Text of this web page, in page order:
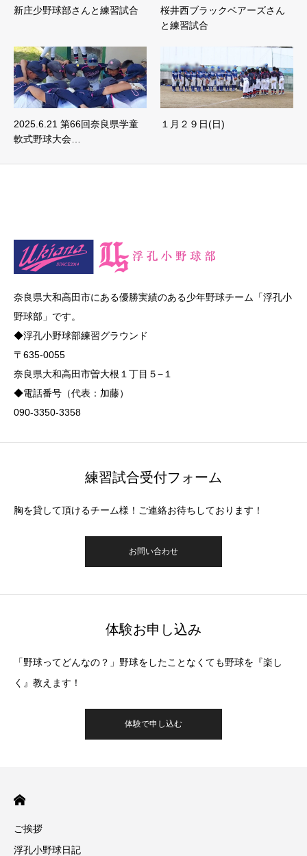
新庄少野球部さんと練習試合
桜井西ブラックベアーズさん
と練習試合
2025.6.21 第66回奈良県学童
軟式野球大会…
１月２９日(日)
奈良県大和高田市にある優勝実績のある少年野球チーム「浮孔小
野球部」です。
◆浮孔小野球部練習グラウンド
〒635-0055
奈良県大和高田市曽大根１丁目５−１
◆電話番号（代表：加藤）
090-3350-3358
練習試合受付フォーム
胸を貸して頂けるチーム様！ご連絡お待ちしております！
お問い合わせ
体験お申し込み
「野球ってどんなの？」野球をしたことなくても野球を『楽し
く』教えます！
体験で申し込む
ご挨拶
浮孔小野球日記